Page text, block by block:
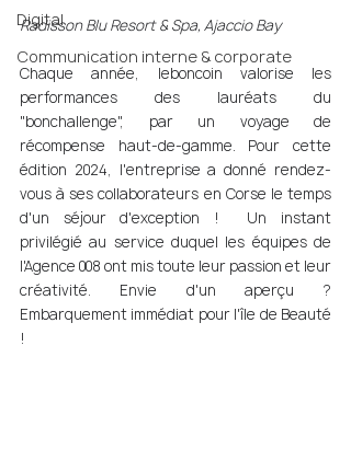
Digital
Communication interne & corporate
Radisson Blu Resort & Spa, Ajaccio Bay
Chaque année, leboncoin valorise les
performances des lauréats du
"bonchallenge", par un voyage de
récompense haut-de-gamme. Pour cette
édition 2024, l'entreprise a donné rendez-
vous à ses collaborateurs en Corse le temps
d'un séjour d'exception !  Un instant
privilégié au service duquel les équipes de
l'Agence 008 ont mis toute leur passion et leur
créativité. Envie d'un aperçu ?
Embarquement immédiat pour l'île de Beauté
!